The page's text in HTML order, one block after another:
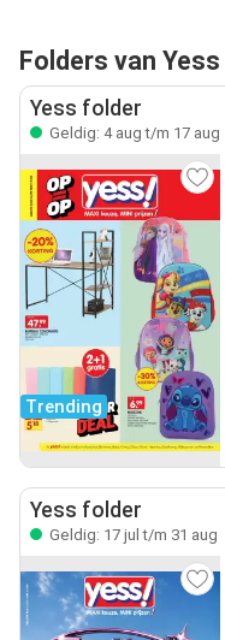
Folders van Yess
Yess folder
Geldig: 4 aug t/m 17 aug
Trending
Yess folder
Geldig: 17 jul t/m 31 aug